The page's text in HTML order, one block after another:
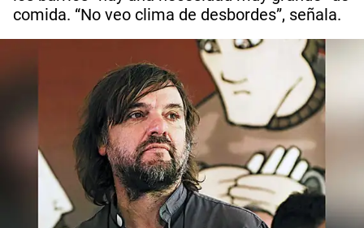
comida. “No veo clima de desbordes”, señala.